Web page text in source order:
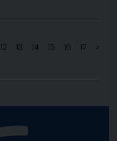
12 13 14 15 16 17 »